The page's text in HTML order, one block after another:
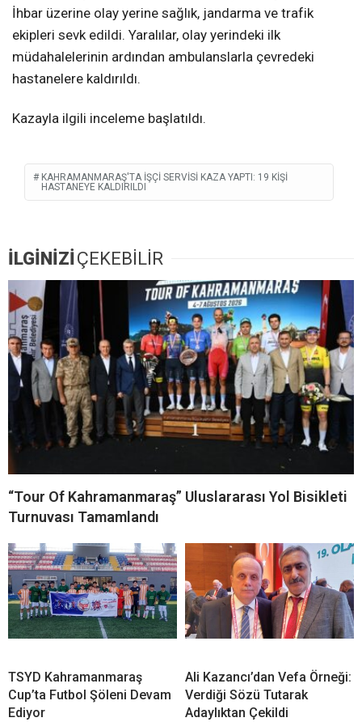
İhbar üzerine olay yerine sağlık, jandarma ve trafik
ekipleri sevk edildi. Yaralılar, olay yerindeki ilk
müdahalelerinin ardından ambulanslarla çevredeki
hastanelere kaldırıldı.
Kazayla ilgili inceleme başlatıldı.
KAHRAMANMARAŞ'TA İŞÇI SERVISI KAZA YAPTI: 19 KIŞI
HASTANEYE KALDIRILDI
İLGİNİZİÇEKEBİLİR
“Tour Of Kahramanmaraş” Uluslararası Yol Bisikleti
Turnuvası Tamamlandı
TSYD Kahramanmaraş
Cup’ta Futbol Şöleni Devam
Ediyor
Ali Kazancı’dan Vefa Örneği:
Verdiği Sözü Tutarak
Adaylıktan Çekildi